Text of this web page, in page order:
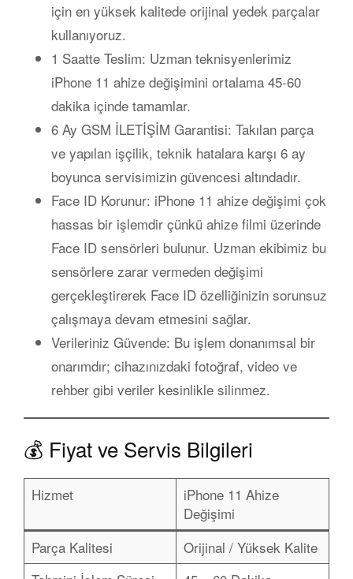
için en yüksek kalitede orijinal yedek parçalar
kullanıyoruz.
1 Saatte Teslim: Uzman teknisyenlerimiz
iPhone 11 ahize değişimini ortalama 45-60
dakika içinde tamamlar.
6 Ay GSM İLETİŞİM Garantisi: Takılan parça
ve yapılan işçilik, teknik hatalara karşı 6 ay
boyunca servisimizin güvencesi altındadır.
Face ID Korunur: iPhone 11 ahize değişimi çok
hassas bir işlemdir çünkü ahize filmi üzerinde
Face ID sensörleri bulunur. Uzman ekibimiz bu
sensörlere zarar vermeden değişimi
gerçekleştirerek Face ID özelliğinizin sorunsuz
çalışmaya devam etmesini sağlar.
Verileriniz Güvende: Bu işlem donanımsal bir
onarımdır; cihazınızdaki fotoğraf, video ve
rehber gibi veriler kesinlikle silinmez.
💰 Fiyat ve Servis Bilgileri
Hizmet
iPhone 11 Ahize
Değişimi
Parça Kalitesi
Orijinal / Yüksek Kalite